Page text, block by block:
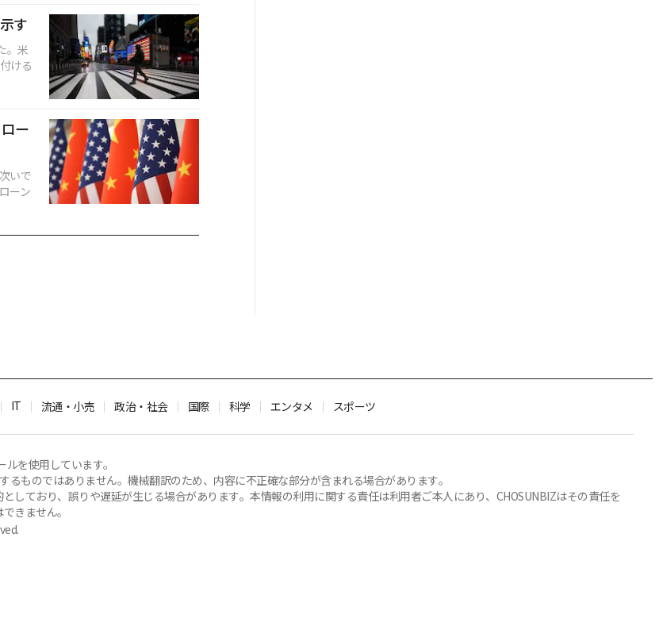
す
。米
ける
ー
いで
ーン
IT 流通・小売 政治・社会 国際 科学 エンタメ スポーツ
を使用しています。
るものではありません。機械翻訳のため、内容に不正確な部分が含まれる場合があります。
しており、誤りや遅延が生じる場合があります。本情報の利用に関する責任は利用者ご本人にあり、CHOSUNBIZはその責任を
きません。